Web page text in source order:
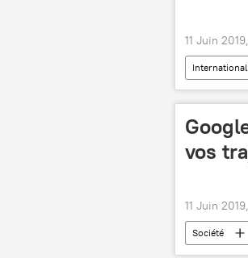
11 Juin
International
contingent
vos
11 Juin
Société